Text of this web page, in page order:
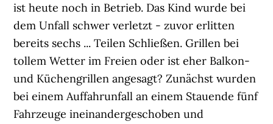
ist heute noch in Betrieb. Das Kind wurde bei
dem Unfall schwer verletzt - zuvor erlitten
bereits sechs ... Teilen Schließen. Grillen bei
tollem Wetter im Freien oder ist eher Balkon-
und Küchengrillen angesagt? Zunächst wurden
bei einem Auffahrunfall an einem Stauende fünf
Fahrzeuge ineinandergeschoben und